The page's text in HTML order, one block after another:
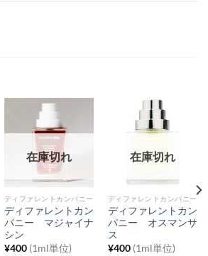
在庫切れ
ディファレントカンパニー
ディファレントカン
パニー マジャイナ
シン
¥400 (1ml単位)
在庫切れ
ディファレントカンパニー
ディファレントカン
パニー オスマンサ
ス
¥400 (1ml単位)